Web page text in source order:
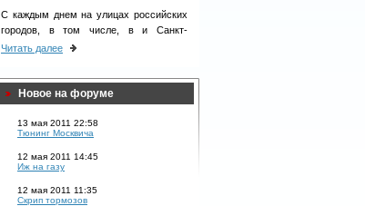
С каждым днем на улицах российских
городов, в том числе, в и Санкт-
Петербурге, появляется все больше
Читать далее
Новое на форуме
13 мая 2011 22:58
Тюнинг Москвича
12 мая 2011 14:45
Иж на газу
12 мая 2011 11:35
Скрип тормозов